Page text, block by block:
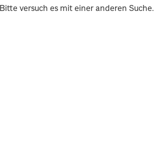
Bitte versuch es mit einer anderen Suche.